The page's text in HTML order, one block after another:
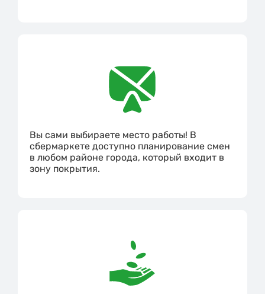
Вы сами выбираете место работы! В
сбермаркете доступно планирование смен
в любом районе города, который входит в
зону покрытия.